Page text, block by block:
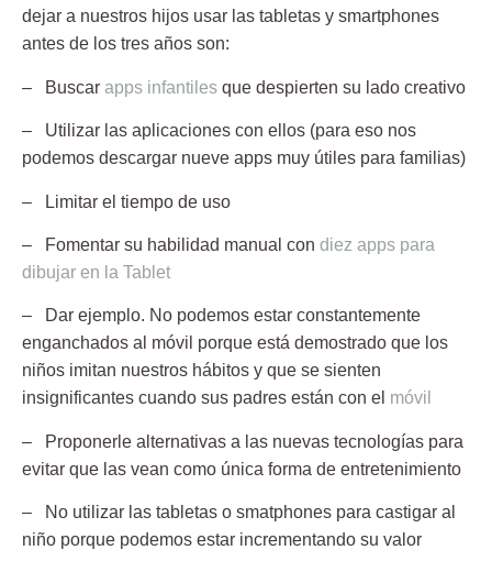
dejar a nuestros hijos usar las tabletas y smartphones
antes de los tres años son:
– Buscar apps infantiles que despierten su lado creativo
– Utilizar las aplicaciones con ellos (para eso nos
podemos descargar nueve apps muy útiles para familias)
– Limitar el tiempo de uso
– Fomentar su habilidad manual con diez apps para
dibujar en la Tablet
– Dar ejemplo. No podemos estar constantemente
enganchados al móvil porque está demostrado que los
niños imitan nuestros hábitos y que se sienten
insignificantes cuando sus padres están con el móvil
– Proponerle alternativas a las nuevas tecnologías para
evitar que las vean como única forma de entretenimiento
– No utilizar las tabletas o smatphones para castigar al
niño porque podemos estar incrementando su valor